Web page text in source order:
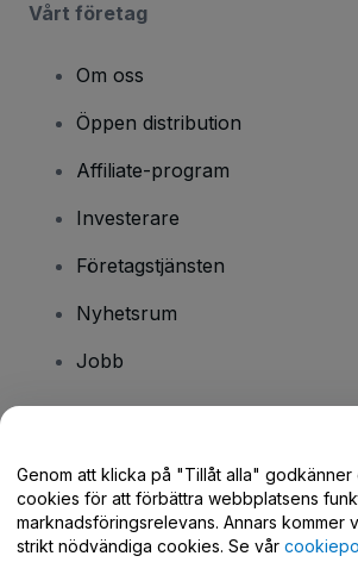
Vårt företag
Om oss
Öppen distribution
Affiliate-program
Investerare
Företagstjänsten
Nyhetsrum
Jobb
Hjälpcenter / Kontakta oss
Genom att klicka på "Tillåt alla"
cookies för att förbättra webbplatsens
marknadsföringsrelevans. Annars kommer
strikt nödvändiga cookies. Se vår